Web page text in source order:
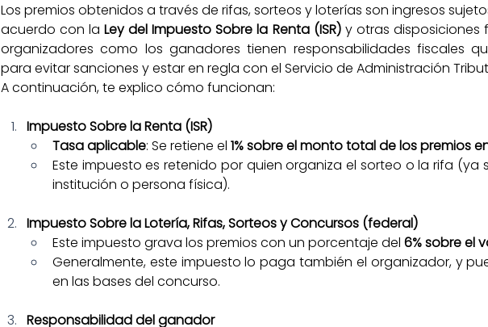
Los premios obtenidos a través de rifas, sorteos y loterías son ingresos
acuerdo con la Ley del Impuesto Sobre la Renta (ISR) y otras disposiciones
organizadores como los ganadores tienen responsabilidades fiscales
para evitar sanciones y estar en regla con el Servicio de Administración
A continuación, te explico cómo funcionan:
Impuesto Sobre la Renta (ISR)
Tasa aplicable: Se retiene el 1% sobre el monto total de los premios
Este impuesto es retenido por quien organiza el sorteo o la rifa (ya
institución o persona física).
Impuesto Sobre la Lotería, Rifas, Sorteos y Concursos (federal)
Este impuesto grava los premios con un porcentaje del 6% sobre el
Generalmente, este impuesto lo paga también el organizador, y
en las bases del concurso.
Responsabilidad del ganador